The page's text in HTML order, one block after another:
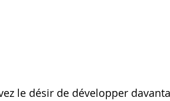
le désir de développer